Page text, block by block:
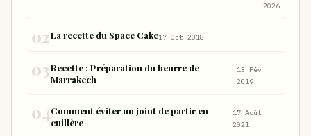
2026
La recette du Space Cake17 Oct 2018
Recette : Préparation du beurre de
Marrakech
13 Fév
2019
Comment éviter un joint de partir en
cuillère
17 Août
2021